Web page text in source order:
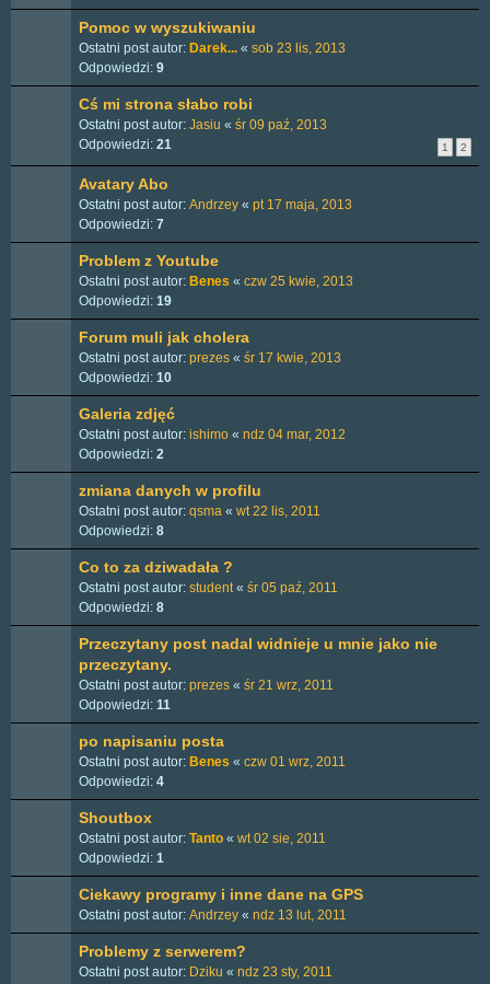
Pomoc w wyszukiwaniu
Ostatni post autor: Darek... « sob 23 lis, 2013
Odpowiedzi: 9
Cś mi strona słabo robi
Ostatni post autor: Jasiu « śr 09 paź, 2013
Odpowiedzi: 21 1 2
Avatary Abo
Ostatni post autor: Andrzey « pt 17 maja, 2013
Odpowiedzi: 7
Problem z Youtube
Ostatni post autor: Benes « czw 25 kwie, 2013
Odpowiedzi: 19
Forum muli jak cholera
Ostatni post autor: prezes « śr 17 kwie, 2013
Odpowiedzi: 10
Galeria zdjęć
Ostatni post autor: ishimo « ndz 04 mar, 2012
Odpowiedzi: 2
zmiana danych w profilu
Ostatni post autor: qsma « wt 22 lis, 2011
Odpowiedzi: 8
Co to za dziwadała ?
Ostatni post autor: student« śr 05 paź, 2011
Odpowiedzi: 8
Przeczytany post nadal widnieje u mnie jako nie
przeczytany.
Ostatni post autor: prezes « śr 21 wrz, 2011
Odpowiedzi: 11
po napisaniu posta
Ostatni post autor: Benes « czw 01 wrz, 2011
Odpowiedzi: 4
Shoutbox
Ostatni post autor: Tanto « wt 02 sie, 2011
Odpowiedzi: 1
Ciekawy programy i inne dane na GPS
Ostatni post autor: Andrzey « ndz 13 lut, 2011
Problemy z serwerem?
Ostatni post autor: Dziku « ndz 23 sty, 2011